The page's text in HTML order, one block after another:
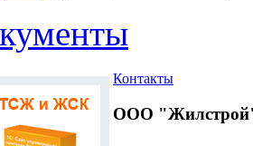
Контакты
ООО